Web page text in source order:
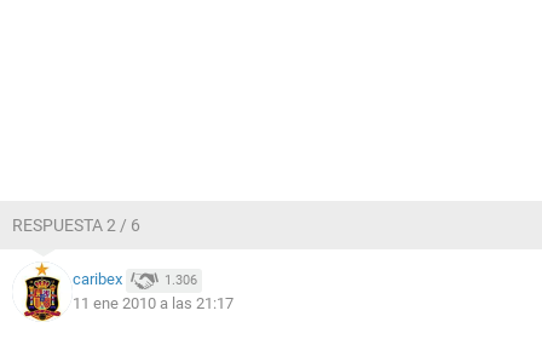
RESPUESTA 2 / 6
caribex 1.306
11 ene 2010 a las 21:17